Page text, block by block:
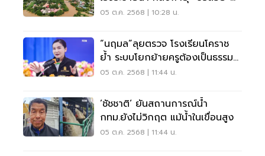
พัดถล่ม
05 ต.ค. 2568 | 10:28 น.
“นฤมล”ลุยตรวจ โรงเรียนโคราช
ย้ำ ระบบโยกย้ายครูต้องเป็นธรรม
ห้ามทุจริต
05 ต.ค. 2568 | 11:44 น.
’ชัชชาติ‘ ยันสถานการณ์น้ำ
กทม.ยังไม่วิกฤต แม้น้ำในเขื่อนสูง
05 ต.ค. 2568 | 11:44 น.